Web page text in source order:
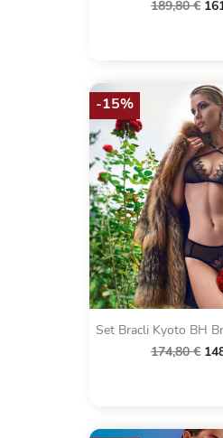
189,80 €
Set Bracli Kyoto BH
174,80 €
-15%